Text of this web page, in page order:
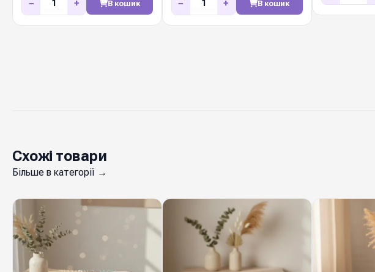
− + В кошик − + В кошик
Схожі товари
Більше в категорії →